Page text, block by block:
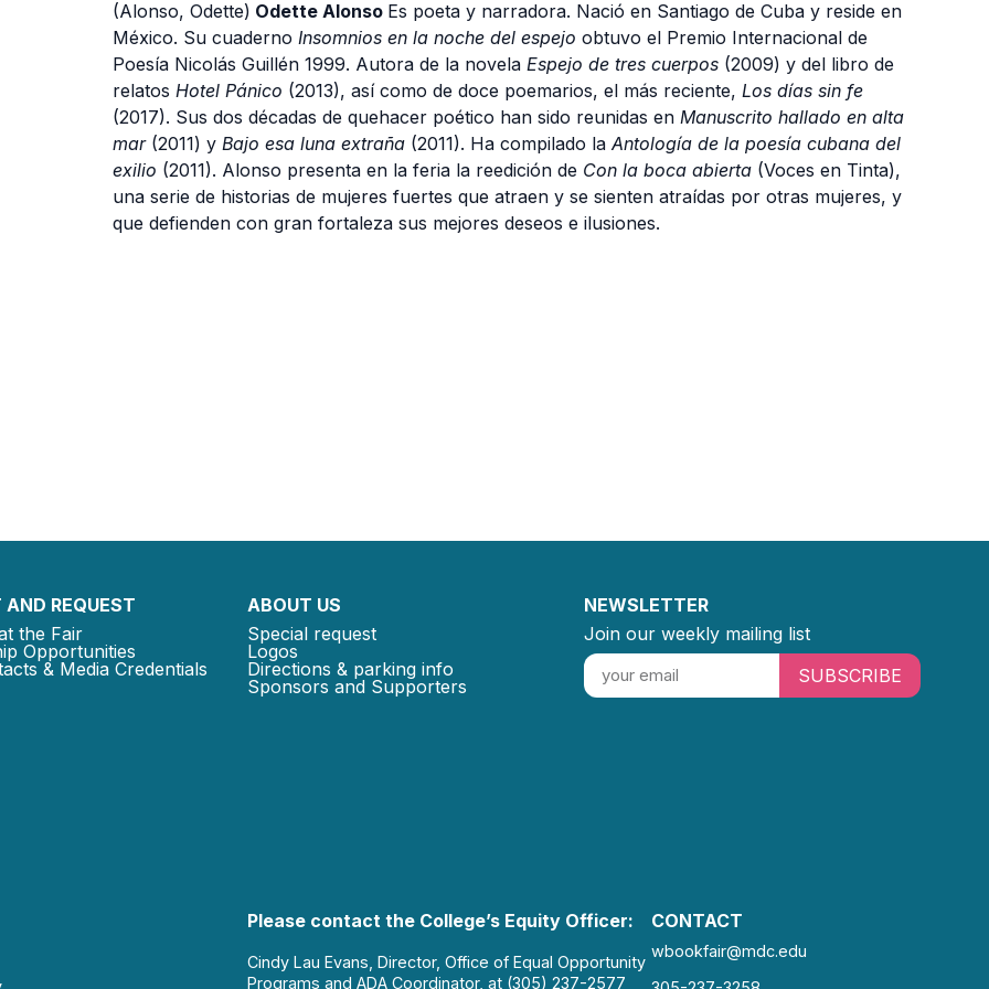
(Alonso, Odette) Odette Alonso Es poeta y narradora. Nació en Santiago de Cuba y reside en
México. Su cuaderno Insomnios en la noche del espejo obtuvo el Premio Internacional de
Poesía Nicolás Guillén 1999. Autora de la novela Espejo de tres cuerpos (2009) y del libro de
relatos Hotel Pánico (2013), así como de doce poemarios, el más reciente, Los días sin fe
(2017). Sus dos décadas de quehacer poético han sido reunidas en Manuscrito hallado en alta
mar(2011) y Bajo esa luna extraña (2011). Ha compilado la Antología de la poesía cubana del
exilio (2011). Alonso presenta en la feria la reedición de Con la boca abierta (Voces en Tinta),
una serie de historias de mujeres fuertes que atraen y se sienten atraídas por otras mujeres, y
que defienden con gran fortaleza sus mejores deseos e ilusiones.
REQUEST
the Fair
Opportunities
& Media Credentials
ABOUT US
Special request
Logos
Directions & parking info
Sponsors and Supporters
NEWSLETTER
Join our weekly mailing list
SUBSCRIBE
Please contact the College’s Equity Officer:
Cindy Lau Evans, Director, Office of Equal Opportunity
Programs and ADA Coordinator, at (305) 237-2577
CONTACT
wbookfair@mdc.edu